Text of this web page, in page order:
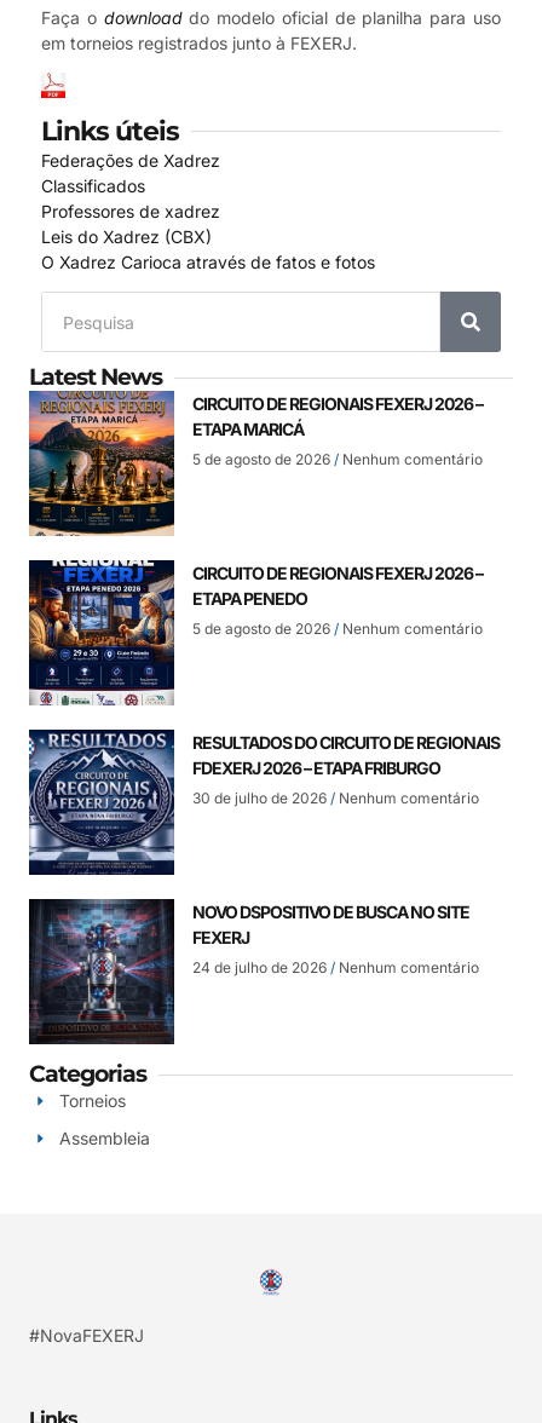
Faça o downloaddo modelo oficial de planilha para uso
em torneios registrados junto à FEXERJ.
Links úteis
Federações de Xadrez
Classificados
Professores de xadrez
Leis do Xadrez (CBX)
O Xadrez Carioca através de fatos e fotos
Latest News
CIRCUITO DE REGIONAIS FEXERJ 2026 –
ETAPA MARICÁ
5 de agosto de 2026 Nenhum comentário
CIRCUITO DE REGIONAIS FEXERJ 2026 –
ETAPA PENEDO
5 de agosto de 2026 Nenhum comentário
RESULTADOS DO CIRCUITO DE REGIONAIS
FDEXERJ 2026 – ETAPA FRIBURGO
30 de julho de 2026 Nenhum comentário
NOVO DSPOSITIVO DE BUSCA NO SITE
FEXERJ
24 de julho de 2026 Nenhum comentário
Categorias
Torneios
Assembleia
#NovaFEXERJ
Links